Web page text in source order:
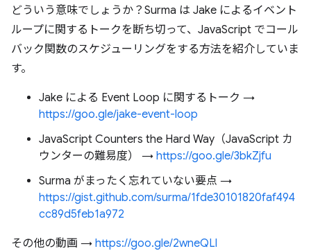
どういう意味でしょうか？Surma は Jake によるイベント
ループに関するトークを断ち切って、JavaScript でコール
バック関数のスケジューリングをする方法を紹介していま
す。
Jake による Event Loop に関するトーク →
https://goo.gle/jake-event-loop
JavaScript Counters the Hard Way（JavaScript カ
ウンターの難易度） → https://goo.gle/3bkZjfu
Surma がまったく忘れていない要点 →
https://gist.github.com/surma/1fde30101820faf494
cc89d5feb1a972
その他の動画 → https://goo.gle/2wneQLl